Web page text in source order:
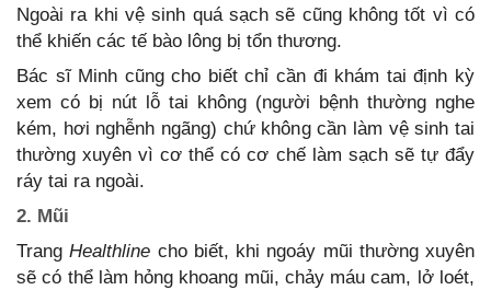
Ngoài ra khi vệ sinh quá sạch sẽ cũng không tốt vì có
thể khiến các tế bào lông bị tổn thương.
Bác sĩ Minh cũng cho biết chỉ cần đi khám tai định kỳ
xem có bị nút lỗ tai không (người bệnh thường nghe
kém, hơi nghễnh ngãng) chứ không cần làm vệ sinh tai
thường xuyên vì cơ thể có cơ chế làm sạch sẽ tự đẩy
ráy tai ra ngoài.
2. Mũi
TrangHealthline cho biết, khi ngoáy mũi thường xuyên
sẽ có thể làm hỏng khoang mũi, chảy máu cam, lở loét,